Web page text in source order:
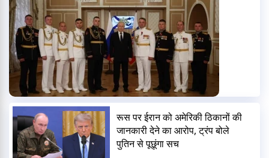
रूस पर ईरान को अमेरिकी ठिकानों की
जानकारी देने का आरोप, ट्रंप बोले
पुतिन से पूछूंगा सच